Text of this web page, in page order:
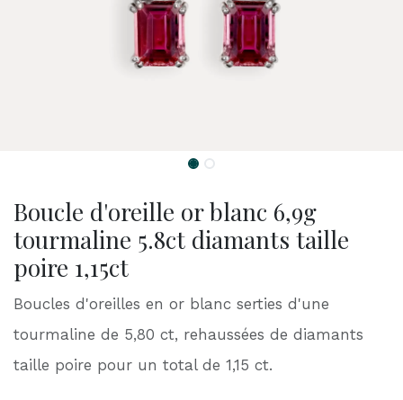
Boucle d'oreille or blanc 6,9g
tourmaline 5.8ct diamants taille
poire 1,15ct
Boucles d'oreilles en or blanc serties d'une
tourmaline de 5,80 ct, rehaussées de diamants
taille poire pour un total de 1,15 ct.